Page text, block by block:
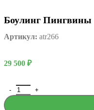
Боулинг Пингвины
Артикул: atr266
29 500 ₽